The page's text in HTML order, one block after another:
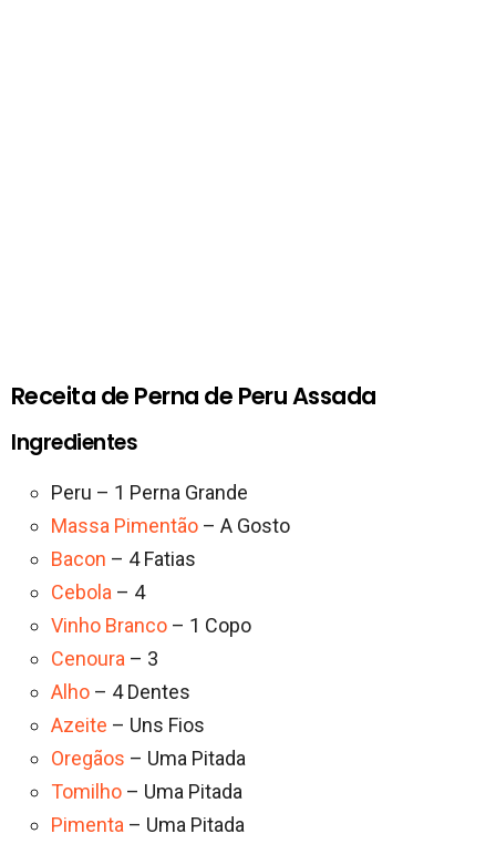
Receita de Perna de Peru Assada
Ingredientes
Peru – 1 Perna Grande
Massa Pimentão – A Gosto
Bacon – 4 Fatias
Cebola – 4
Vinho Branco – 1 Copo
Cenoura – 3
Alho – 4 Dentes
Azeite – Uns Fios
Oregãos – Uma Pitada
Tomilho – Uma Pitada
Pimenta – Uma Pitada